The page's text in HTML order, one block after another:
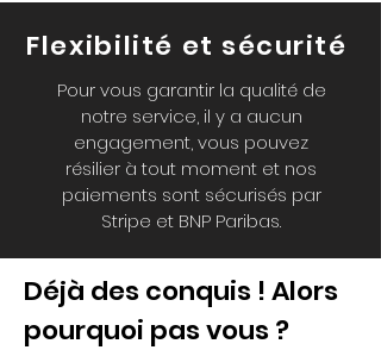
Flexibilité et sécurité
Pour vous garantir la qualité de
notre service, il y a aucun
engagement, vous pouvez
résilier à tout moment et nos
paiements sont sécurisés par
Stripe et BNP Paribas.
Déjà des conquis ! Alors
pourquoi pas vous ?